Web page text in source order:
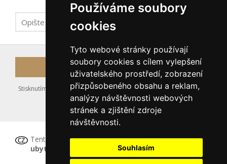
Používáme soubory
cookies
Tyto webové stránky používají
soubory cookies s cílem vylepšení
uživatelského prostředí, zobrazení
přizpůsobeného obsahu a reklam,
analýzy návštěvnosti webových
stránek a zjištění zdroje
návštěvnosti.
Souhlasím
Registrovat
Stisknutím tlačítka Registrovat souhlasíte s uložením výše zadaných
údajů do databáze serveru, viz podmínky
nakládání s osobními údaji.
Tento formulářnení určen pro registraci
ubytovacího zařízení
, tu proveďte prosím